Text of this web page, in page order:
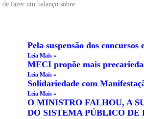
fazer um balanço sobre
Pela suspensão dos
Leia Mais »
MECI propõe mais
Leia Mais »
Solidariedade com
Leia Mais »
O MINISTRO FALHOU, A
DO SISTEMA PÚBLICO DE